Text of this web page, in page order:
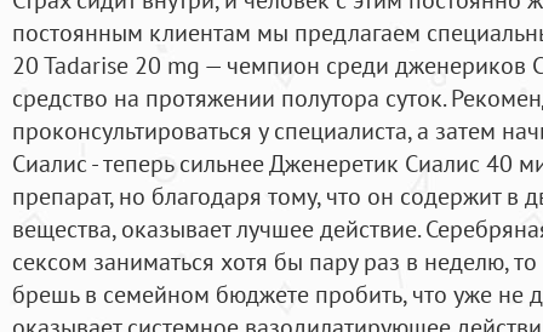
постоянным клиентам мы предлагаем
20 Tadarise 20 mg — чемпион среди дженериков
средство на протяжении полутора суток.
проконсультироваться у специалиста, а затем
Сиалис - теперь сильнее Дженеретик Сиалис 40
препарат, но благодаря тому, что он содержит в
вещества, оказывает лучшее действие.
сексом заниматься хотя бы пару раз в неделю,
брешь в семейном бюджете пробить, что уже не